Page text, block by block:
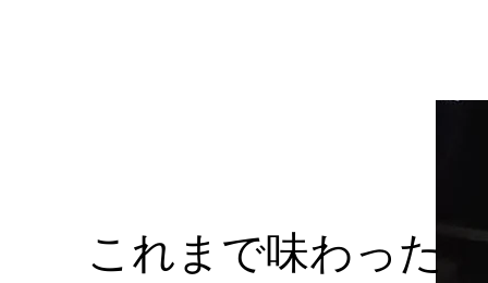
これまで味わった